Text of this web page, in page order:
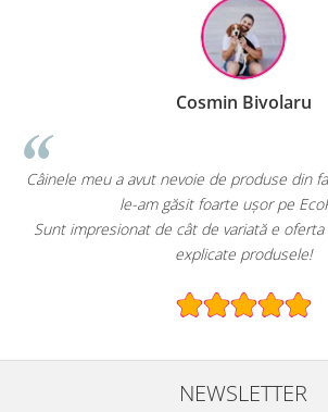
Cosmin Bivolaru
meu a avut nevoie de produse din
le-am găsit foarte ușor pe
Sunt impresionat de cât de variată e oferta și
explicate produsele!
NEWSLETTER